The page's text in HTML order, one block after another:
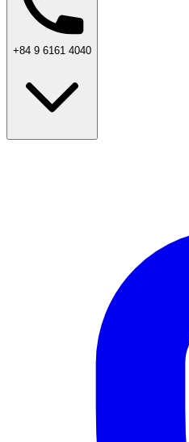
+84 9 6161 4040